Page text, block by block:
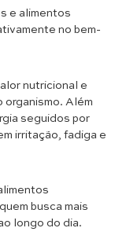
e alimentos
no bem-
nutricional e
Além
seguidos por
irritação, fadiga e
busca mais
longo do dia.